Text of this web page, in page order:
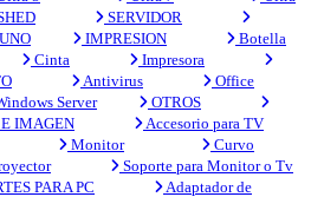
SERVIDOR
IMPRESION
Botella
Cinta
Impresora
Antivirus
Office
Server
OTROS
IMAGEN
Accesorio para TV
Monitor
Curvo
Soporte para Monitor o Tv
PARA PC
Adaptador de